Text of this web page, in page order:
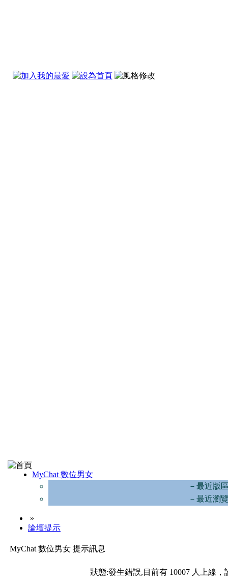
MyChat 數位男女
－最近版
－最近瀏
»
論壇提示
MyChat 數位男女 提示訊息
狀態:發生錯誤,目前有 10007 人上線